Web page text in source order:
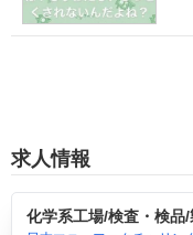
求人情報
化学系工場/検査・検品